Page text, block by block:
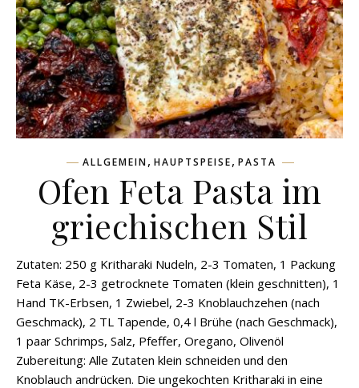
ALLGEMEIN, HAUPTSPEISE, PASTA
Ofen Feta Pasta im
griechischen Stil
Zutaten: 250 g Kritharaki Nudeln, 2-3 Tomaten, 1 Packung
Feta Käse, 2-3 getrocknete Tomaten (klein geschnitten), 1
Hand TK-Erbsen, 1 Zwiebel, 2-3 Knoblauchzehen (nach
Geschmack), 2 TL Tapende, 0,4 l Brühe (nach Geschmack),
1 paar Schrimps, Salz, Pfeffer, Oregano, Olivenöl
Zubereitung: Alle Zutaten klein schneiden und den
Knoblauch andrücken. Die ungekochten Kritharaki in eine